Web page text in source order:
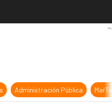
se reúne con más de
Administración Pública